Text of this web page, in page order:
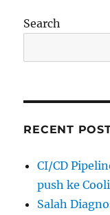
Search
RECENT
CI/CD
push ke
Salah